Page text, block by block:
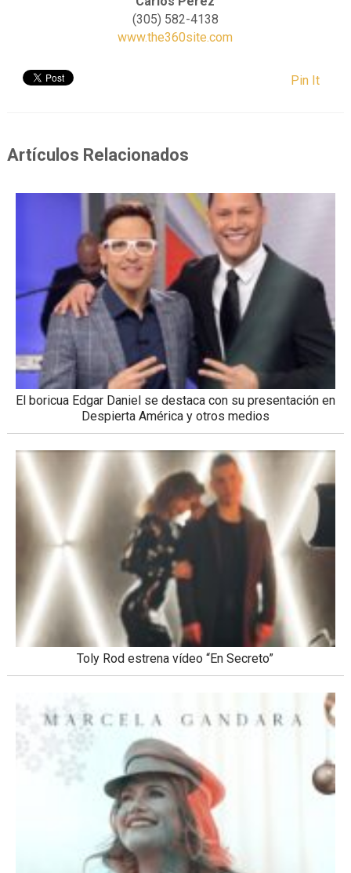
(305) 582-4138
www.the360site.com
Pin It
Artículos Relacionados
El boricua Edgar Daniel se destaca con su presentación en
Despierta América y otros medios
Toly Rod estrena vídeo “En Secreto”